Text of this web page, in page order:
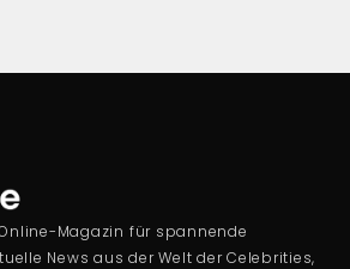
Magazin für spannende
News aus der Welt der Celebrities,